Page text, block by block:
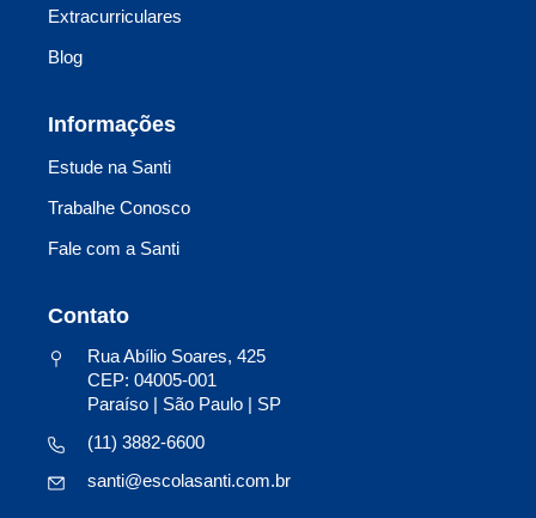
Extracurriculares
Blog
Informações
Estude na Santi
Trabalhe Conosco
Fale com a Santi
Contato
Rua Abílio Soares, 425
CEP: 04005-001
Paraíso | São Paulo | SP
(11) 3882-6600
santi@escolasanti.com.br